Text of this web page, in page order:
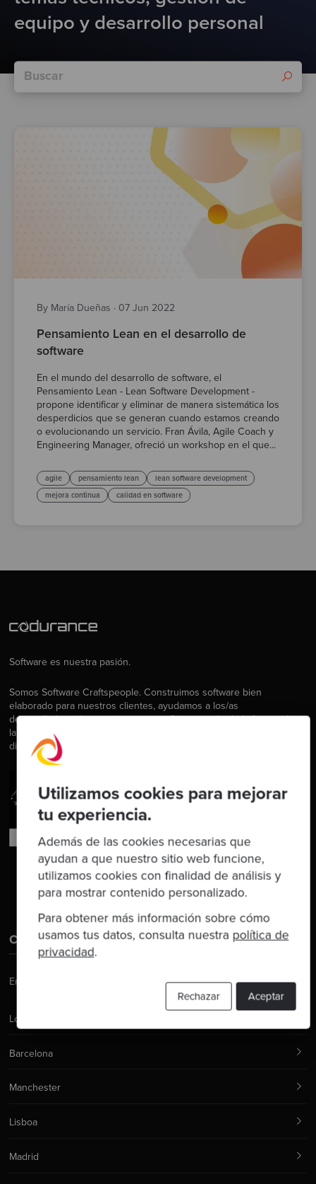
Utilizamos cookies para mejorar
tu experiencia.
Además de las cookies necesarias que
ayudan a que nuestro sitio web funcione,
utilizamos cookies con finalidad de análisis y
para mostrar contenido personalizado.
Para obtener más información sobre cómo
usamos tus datos, consulta nuestra política de
privacidad.
Aceptar
Rechazar
equipo y desarrollo personal
By María Dueñas · 07 Jun 2022
Pensamiento Lean en el desarrollo de
software
En el mundo del desarrollo de software, el
Pensamiento Lean - Lean Software Development -
propone identificar y eliminar de manera sistemática los
desperdicios que se generan cuando estamos creando
o evolucionando un servicio. Fran Ávila, Agile Coach y
Engineering Manager, ofreció un workshop en el que...
agile pensamiento lean
lean software development
mejora continua
calidad en software
Software es nuestra pasión.
Somos Software Craftspeople. Construimos software bien
elaborado para nuestros clientes, ayudamos a los/as
desarrolladores/as a mejorar en su oficio a través de la formación,
la orientación y la tutoría. Ayudamos a las empresas a mejorar en la
distribución de software.
Contáctanos
Email:
Londres
Barcelona
Manchester
Lisboa
Madrid